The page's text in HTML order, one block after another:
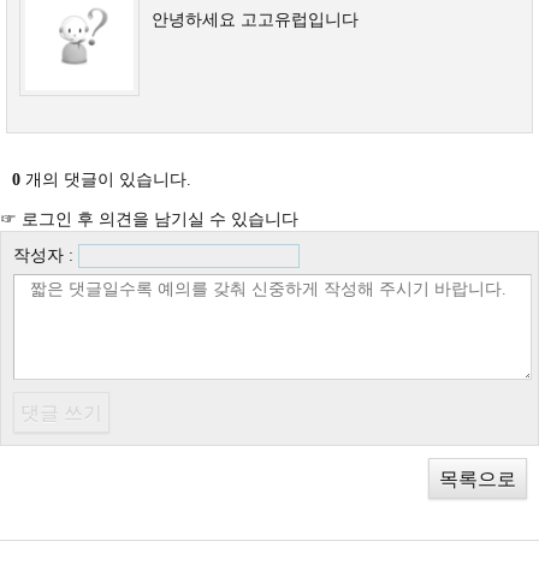
안녕하세요 고고유럽입니다
0 개의 댓글이 있습니다.
☞ 로그인 후 의견을 남기실 수 있습니다
작성자 :
목록으로